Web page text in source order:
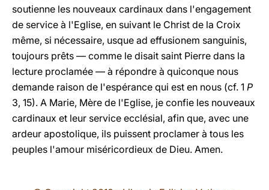
soutienne les nouveaux cardinaux dans l'engagement
de service à l'Eglise, en suivant le Christ de la Croix
même, si nécessaire, usque ad effusionem sanguinis,
toujours prêts — comme le disait saint Pierre dans la
lecture proclamée — à répondre à quiconque nous
demande raison de l'espérance qui est en nous (cf. 1 P
3, 15). A Marie, Mère de l'Eglise, je confie les nouveaux
cardinaux et leur service ecclésial, afin que, avec une
ardeur apostolique, ils puissent proclamer à tous les
peuples l'amour miséricordieux de Dieu. Amen.